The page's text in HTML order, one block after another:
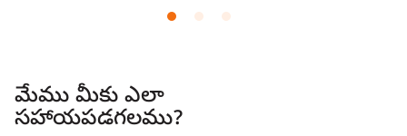
మేము మీకు ఎలా
సహాయపడగలము?